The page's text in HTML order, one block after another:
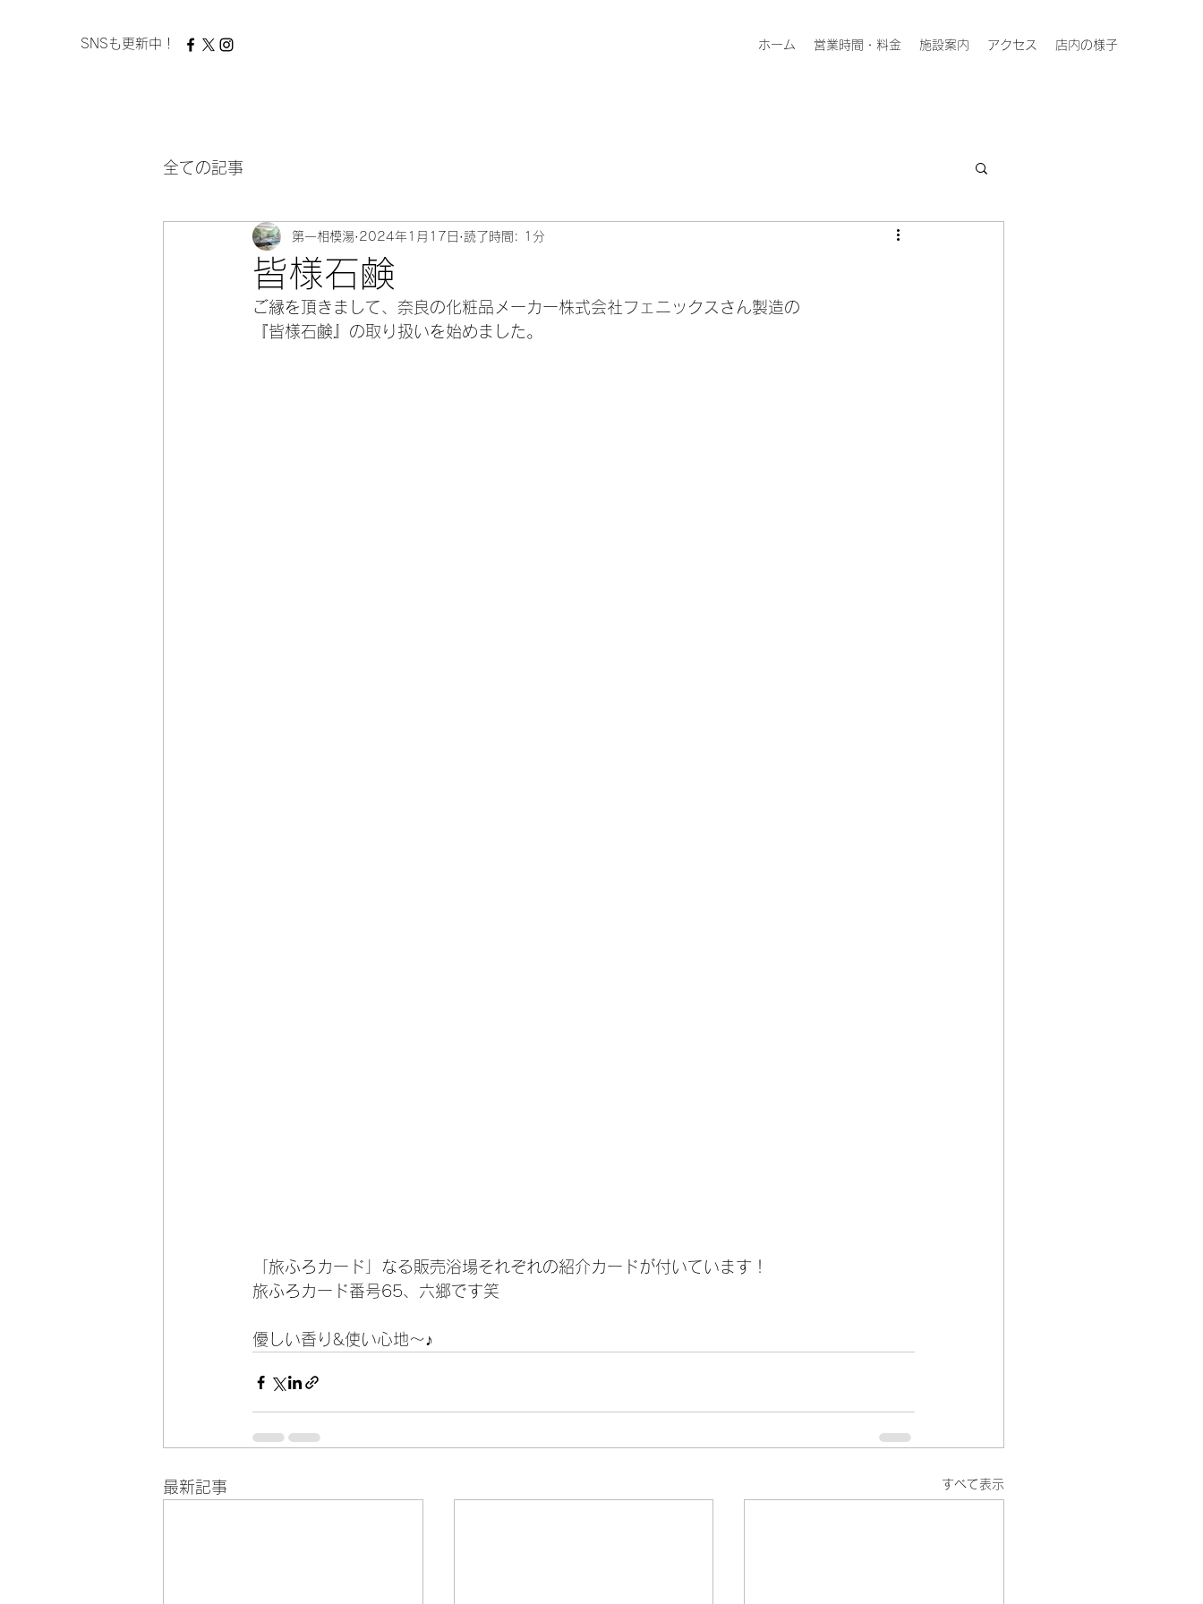
​ SNSも更新中！ ホーム 営業時間・料金 施設案内 アクセス 店内の様子
全ての記事
皆様石鹸
第一相模湯 2024年1月17日 読了時間: 1分
ご縁を頂きまして、奈良の化粧品メーカー株式会社フェニックスさん製造の
『皆様石鹸』の取り扱いを始めました。
「旅ふろカード」なる販売浴場それぞれの紹介カードが付いています！
旅ふろカード番号65、六郷です笑
優しい香り&使い心地〜♪
最新記事 すべて表示